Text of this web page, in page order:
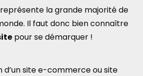
la grande majorité de
Il faut donc bien connaître
pour se démarquer !
d’un site e-commerce ou site